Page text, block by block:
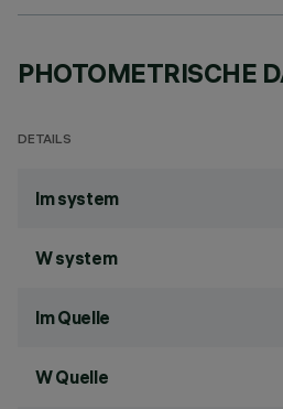
PHOTOMETRISCHE
DETAILS
lm system
W system
lm Quelle
W Quelle